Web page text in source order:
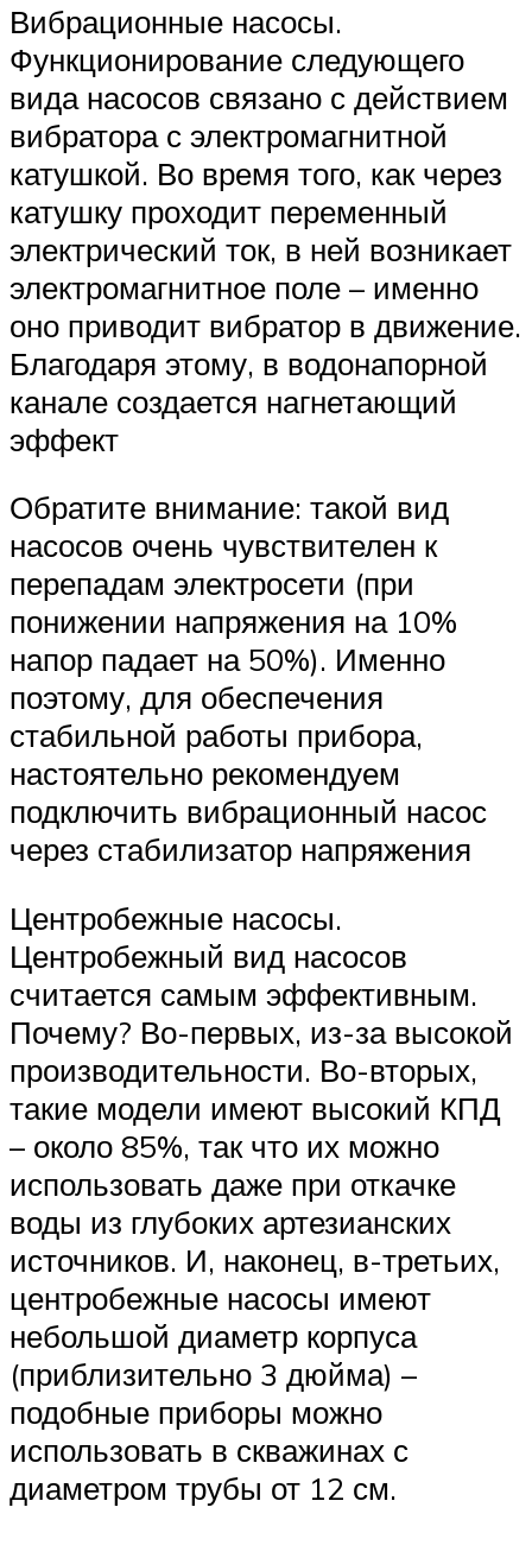
Вибрационные насосы.
Функционирование следующего
вида насосов связано с действием
вибратора с электромагнитной
катушкой. Во время того, как через
катушку проходит переменный
электрический ток, в ней возникает
электромагнитное поле – именно
оно приводит вибратор в движение.
Благодаря этому, в водонапорной
канале создается нагнетающий
эффект
Обратите внимание: такой вид
насосов очень чувствителен к
перепадам электросети (при
понижении напряжения на 10%
напор падает на 50%). Именно
поэтому, для обеспечения
стабильной работы прибора,
настоятельно рекомендуем
подключить вибрационный насос
через стабилизатор напряжения
Центробежные насосы.
Центробежный вид насосов
считается самым эффективным.
Почему? Во-первых, из-за высокой
производительности. Во-вторых,
такие модели имеют высокий КПД
– около 85%, так что их можно
использовать даже при откачке
воды из глубоких артезианских
источников. И, наконец, в-третьих,
центробежные насосы имеют
небольшой диаметр корпуса
(приблизительно 3 дюйма) –
подобные приборы можно
использовать в скважинах с
диаметром трубы от 12 см.